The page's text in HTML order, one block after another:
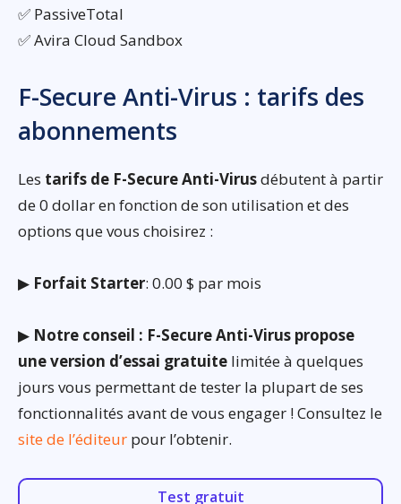
✅ PassiveTotal
✅ Avira Cloud Sandbox
F-Secure Anti-Virus : tarifs des
abonnements
Les tarifs de F-Secure Anti-Virusdébutent à partir
de 0 dollar en fonction de son utilisation et des
options que vous choisirez :
▶ Forfait Starter: 0.00 $ par mois
▶ Notre conseil : F-Secure Anti-Virus propose
une version d’essai gratuite limitée à quelques
jours vous permettant de tester la plupart de ses
fonctionnalités avant de vous engager ! Consultez le
site de l’éditeur pour l’obtenir.
Test gratuit